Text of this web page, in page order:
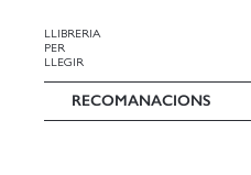
LLIBRERIA
PER
LLEGIR
RECOMANACIONS